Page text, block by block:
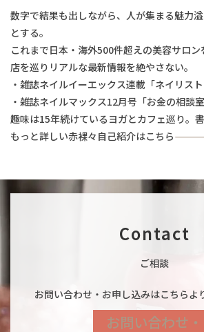
数字で結果も出しながら、人が集まる魅力
とする。
これまで日本・海外500件超えの美容サロ
店を巡りリアルな最新情報を絶やさない。
・雑誌ネイルイーエックス連載「ネイリスト
・雑誌ネイルマックス12月号「お金の相談
趣味は15年続けているヨガとカフェ巡り。書
もっと詳しい赤裸々自己紹介はこちら
Contact
ご相談
お問い合わせ・お申し込みはこちらよ
お問い合わせ・